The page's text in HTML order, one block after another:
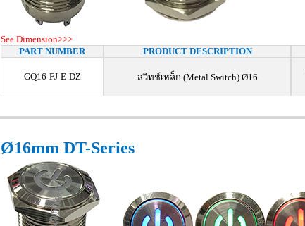
See Dimension>>>
PART NUMBER
PRODUCT DESCRIPTION
GQ16-FJ-E-DZ สวิทช์เหล็ก (Metal Switch) Ø16
Ø16mm DT-Series